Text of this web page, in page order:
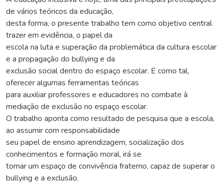
de vários teóricos da educação,
desta forma, o presente trabalho tem como objetivo central
trazer em evidência, o papel da
escola na luta e superação da problemática da cultura escolar
e a propagação do bullying e da
exclusão social dentro do espaço escolar. E como tal,
oferecer algumas ferramentas teóricas
para auxiliar professores e educadores no combate à
mediação de exclusão no espaço escolar.
O trabalho aponta como resultado de pesquisa que a escola,
ao assumir com responsabilidade
seu papel de ensino aprendizagem, socialização dos
conhecimentos e formação moral, irá se
tornar um espaço de convivência fraterno, capaz de superar o
bullying e a exclusão.